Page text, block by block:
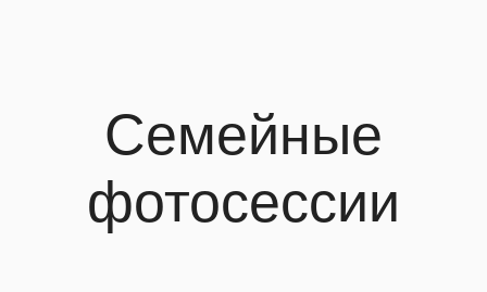
Семейные
фотосессии